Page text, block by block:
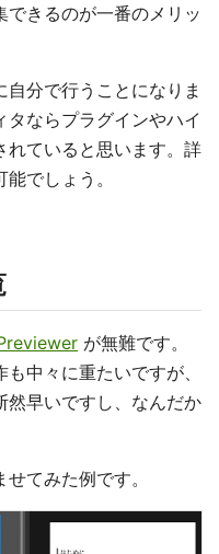
きるのが一番のメリッ
分で行うことになりま
ならプラグインやハイ
れていると思います。詳
でしょう。
が無難です。
中々に重たいですが、
然早いですし、なんだか
てみた例です。